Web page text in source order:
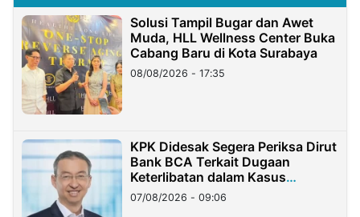
Solusi Tampil Bugar dan Awet
Muda, HLL Wellness Center Buka
Cabang Baru di Kota Surabaya
08/08/2026 - 17:35
KPK Didesak Segera Periksa Dirut
Bank BCA Terkait Dugaan
Keterlibatan dalam Kasus
Hilangnya Dana Nasabah Rp2,58
Miliar
07/08/2026 - 09:06